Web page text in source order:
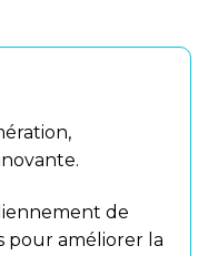
de
pour améliorer la